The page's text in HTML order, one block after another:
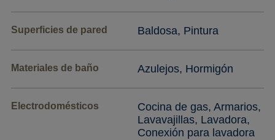
Superficies de pared Baldosa, Pintura
Materiales de baño Azulejos, Hormigón
Electrodomésticos
Cocina de gas, Armarios,
Lavavajillas, Lavadora,
Conexión para lavadora